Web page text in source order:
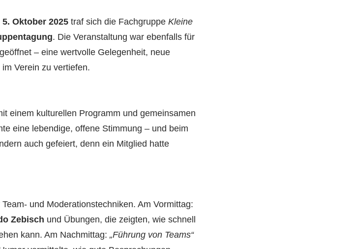
Oktober 2025 traf sich die Fachgruppe Kleine
. Die Veranstaltung war ebenfalls für
– eine wertvolle Gelegenheit, neue
Verein zu vertiefen.
einem kulturellen Programm und gemeinsamen
eine lebendige, offene Stimmung – und beim
auch gefeiert, denn ein Mitglied hatte
und Moderationstechniken. Am Vormittag:
Zebisch und Übungen, die zeigten, wie schnell
kann. Am Nachmittag: „Führung von Teams“